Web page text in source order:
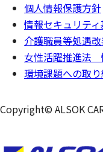
3.法令お
します。
護法をはじめ
個人情報保護方針
情報セキュリテ
介護職員等処遇
女性活躍推進法
環境課題への取
Copyright© ALSOK